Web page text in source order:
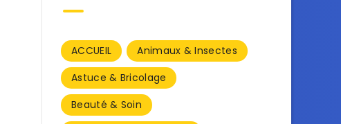
ACCUEIL
Animaux & Insectes
Astuce & Bricolage
Beauté & Soin